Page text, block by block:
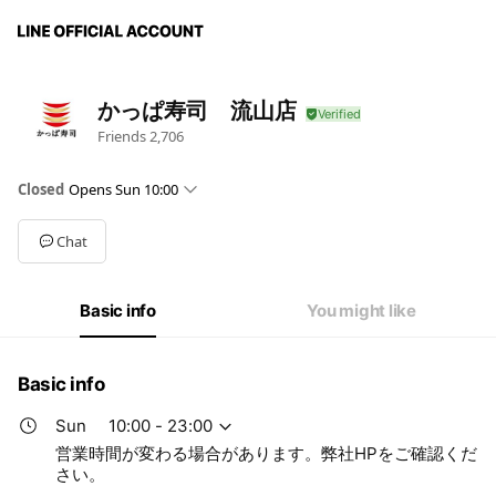
かっぱ寿司 流山店
Friends 2,706
Closed Opens Sun 10:00
Mon10:30 - 23:00
Tue10:30 - 23:00
Wed
10:30 - 23:00
10:30 - 23:00
10:00 - 23:00
10:00 - 23:00
Chat
Basic info You might like
Basic info
Sun
10:00 - 23:00
営業時間が変わる場合があります。弊社HPをご確認くだ
さい。